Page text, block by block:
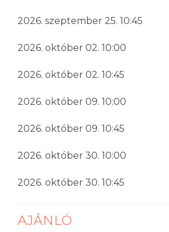
2026. szeptember 25. 10:45
2026. október 02. 10:00
2026. október 02. 10:45
2026. október 09. 10:00
2026. október 09. 10:45
2026. október 30. 10:00
2026. október 30. 10:45
AJÁNLÓ